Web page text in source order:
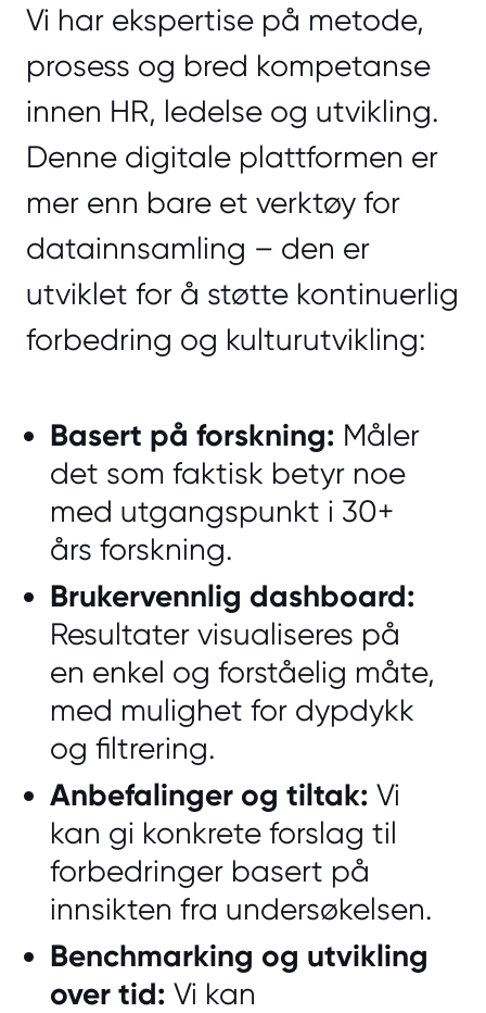
Vi har ekspertise på metode,
prosess og bred kompetanse
innen HR, ledelse og utvikling.
Denne digitale plattformen er
mer enn bare et verktøy for
datainnsamling – den er
utviklet for å støtte kontinuerlig
forbedring og kulturutvikling:
Basert på forskning: Måler
det som faktisk betyr noe
med utgangspunkt i 30+
års forskning.
Brukervennlig dashboard:
Resultater visualiseres på
en enkel og forståelig måte,
med mulighet for dypdykk
og filtrering.
Anbefalinger og tiltak: Vi
kan gi konkrete forslag til
forbedringer basert på
innsikten fra undersøkelsen.
Benchmarking og utvikling
over tid: Vi kan